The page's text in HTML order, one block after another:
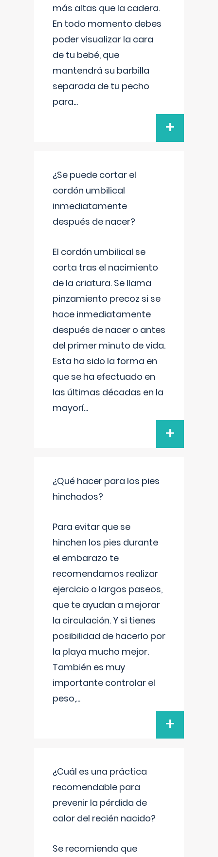
más altas que la cadera.
En todo momento debes
poder visualizar la cara
de tu bebé, que
mantendrá su barbilla
separada de tu pecho
para...
+
¿Se puede cortar el
cordón umbilical
inmediatamente
después de nacer?
El cordón umbilical se
corta tras el nacimiento
de la criatura. Se llama
pinzamiento precoz si se
hace inmediatamente
después de nacer o antes
del primer minuto de vida.
Esta ha sido la forma en
que se ha efectuado en
las últimas décadas en la
mayorí...
+
¿Qué hacer para los pies
hinchados?
Para evitar que se
hinchen los pies durante
el embarazo te
recomendamos realizar
ejercicio o largos paseos,
que te ayudan a mejorar
la circulación. Y si tienes
posibilidad de hacerlo por
la playa mucho mejor.
También es muy
importante controlar el
peso,...
+
¿Cuál es una práctica
recomendable para
prevenir la pérdida de
calor del recién nacido?
Se recomienda que